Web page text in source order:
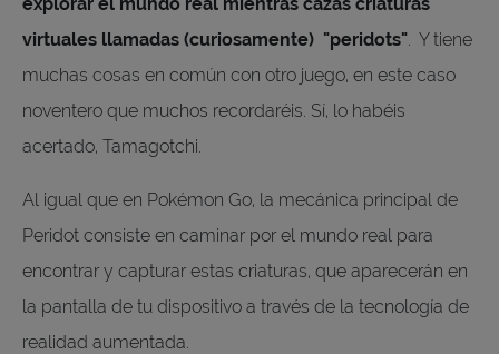
virtuales llamadas (curiosamente) "peridots". Y tiene
muchas cosas en común con otro juego, en este caso
noventero que muchos recordaréis. Sí, lo habéis
acertado, Tamagotchi.
Al igual que en Pokémon Go, la mecánica principal de
Peridot consiste en caminar por el mundo real para
encontrar y capturar estas criaturas, que aparecerán en
la pantalla de tu dispositivo a través de la tecnología de
realidad aumentada.